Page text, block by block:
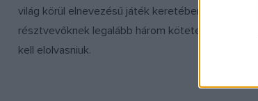
világ körül elnevezésű játék keretében a
résztvevőknek legalább három kötetet
kell elolvasniuk.